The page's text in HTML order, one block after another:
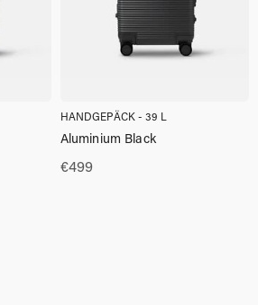
HANDGEPÄCK - 39 L
€499
Aluminium Black